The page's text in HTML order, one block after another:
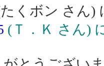
くボン さん)
(Ｔ．Ｋ さん)